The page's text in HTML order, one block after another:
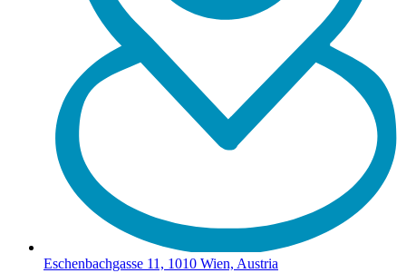
Eschenbachgasse 11, 1010 Wien, Austria